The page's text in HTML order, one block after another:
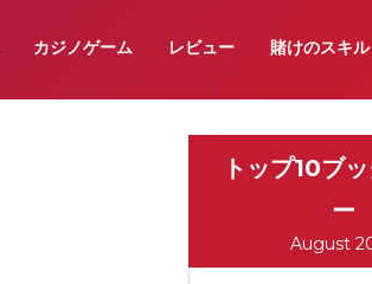
カジノゲーム レビュー 賭けのスキル
トップ10ブ
ー
August